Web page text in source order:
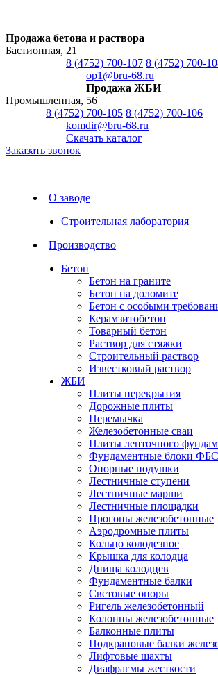
Продажа бетона и раствора
Бастионная, 21
8 (4752) 700-107 8 (4752) 700-
op1@bru-68.ru
Продажа ЖБИ
Промышленная, 56
8 (4752) 700-105 8 (4752) 700-106
komdir@bru-68.ru
Скачать каталог
Заказать звонок
О заводе
Строительная лаборатория
Производство
Бетон
Бетон на граните
Бетон на доломите
Бетон с особыми
Керамзитобетон
Товарный бетон
Раствор для стяжки
Строительный раствор
Известковый раствор
ЖБИ
Плиты перекрытия
Дорожные плиты
Перемычка
Железобетонные сваи
Плиты ленточного
Фундаментные блоки ФБС
Опорные подушки
Лестничные ступени
Лестничные марши
Лестничные площадки
Прогоны железобетонные
Аэродромные плиты
Кольцо колодезное
Крышка для колодца
Днища колодцев
Фундаментные балки
Световые опоры
Ригель железобетонный
Колонны железобетонные
Балконные плиты
Подкрановые балки
Лифтовые шахты
Диафрагмы жесткости